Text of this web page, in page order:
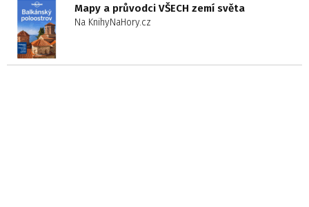
Mapy a průvodci VŠECH zemí světa
Na KnihyNaHory.cz